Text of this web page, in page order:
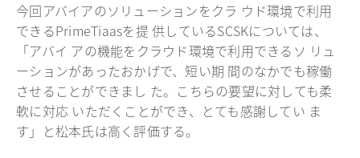
今回アバイアのソリューションをクラ ウド環境で利用
できるPrimeTiaasを提 供しているSCSKについては、
「アバイ アの機能をクラウド環境で利用できるソ リュ
ーションがあったおかげで、短い期 間のなかでも稼働
させることができまし た。こちらの要望に対しても柔
軟に対応 いただくことができ、とても感謝してい ま
す」と松本氏は高く評価する。